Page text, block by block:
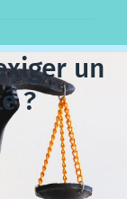
un
?